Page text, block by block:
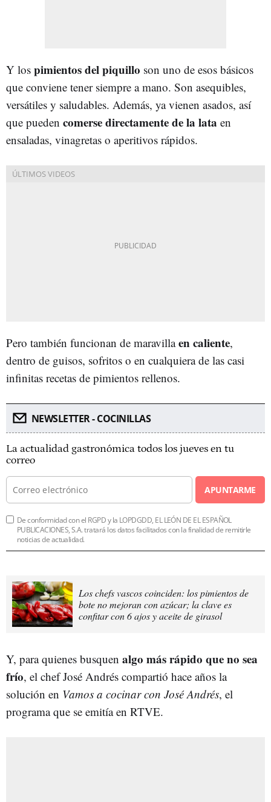
Y los pimientos del piquillo son uno de esos básicos
que conviene tener siempre a mano. Son asequibles,
versátiles y saludables. Además, ya vienen asados, así
que pueden comerse directamente de la lata en
ensaladas, vinagretas o aperitivos rápidos.
Pero también funcionan de maravillaen caliente,
dentro de guisos, sofritos o en cualquiera de las casi
infinitas recetas de pimientos rellenos.
NEWSLETTER - COCINILLAS
La actualidad gastronómica todos los jueves en tu
correo
APUNTARME
De conformidad con el RGPD y la LOPDGDD, EL LEÓN DE EL ESPAÑOL
PUBLICACIONES, S.A. tratará los datos facilitados con la finalidad de remitirle
noticias de actualidad.
Los chefs vascos coinciden: los pimientos de
bote no mejoran con azúcar; la clave es
confitar con 6 ajos y aceite de girasol
Y, para quienes busquen algo más rápido que no sea
frío, el chef José Andrés compartió hace años la
solución en Vamos a cocinar con José Andrés, el
programa que se emitía en RTVE.